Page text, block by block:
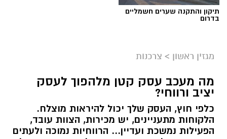
קרדיט תמונה בוסט מדיה
תיקון והתקנה שערים חשמליים
בדרום
מגזין ראשון > צרכנות
מה מעכב עסק קטן מלהפוך לעסק
יציב ורווחי?
כלפי חוץ, העסק שלך יכול להיראות מוצלח.
הלקוחות מתעניינים, יש מכירות, הצוות עובד,
הפעילות נמשכת ועדיין... הרווחיות נמוכה ולעתים